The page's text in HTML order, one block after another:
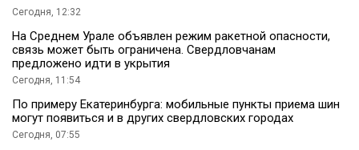
Сегодня, 12:32
На Среднем Урале объявлен режим ракетной опасности,
связь может быть ограничена. Свердловчанам
предложено идти в укрытия
Сегодня, 11:54
По примеру Екатеринбурга: мобильные пункты приема шин
могут появиться и в других свердловских городах
Сегодня, 07:55